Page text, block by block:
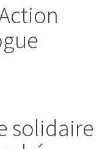
solidaire